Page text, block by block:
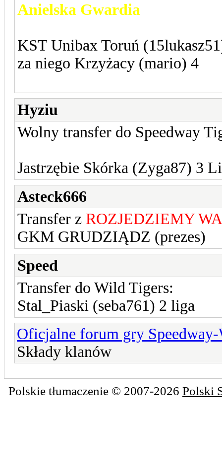
Anielska Gwardia
KST Unibax Toruń
za niego Krzyżacy (mario) 4
Hyziu
Wolny transfer do Speedway
Jastrzębie Skórka (Zyga87) 3
Asteck666
Transfer z ROZJEDZIEMY
GKM GRUDZIĄDZ (prezes)
Speed
Transfer do Wild Tigers:
Stal_Piaski (seba761) 2 liga
Oficjalne forum gry
Składy klanów
Polskie tłumaczenie © 2007-2026 Polski